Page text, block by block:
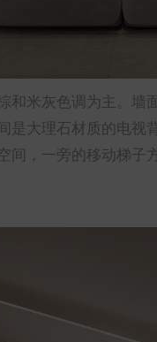
和米灰色调为主。
是大理石材质的电
间，一旁的移动梯子